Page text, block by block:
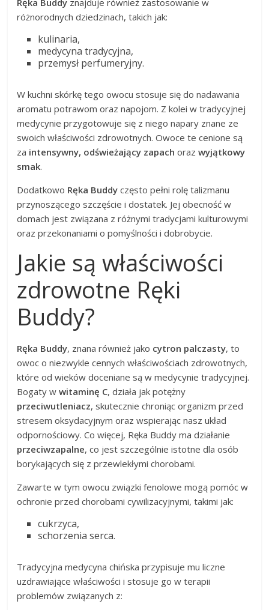
różnorodnych dziedzinach, takich jak:
kulinaria,
medycyna tradycyjna,
przemysł perfumeryjny.
W kuchni skórkę tego owocu stosuje się do nadawania
aromatu potrawom oraz napojom. Z kolei w tradycyjnej
medycynie przygotowuje się z niego napary znane ze
swoich właściwości zdrowotnych. Owoce te cenione są
za intensywny, odświeżający zapach orazwyjątkowy
smak.
Dodatkowo Ręka Buddy często pełni rolę talizmanu
przynoszącego szczęście i dostatek. Jej obecność w
domach jest związana z różnymi tradycjami kulturowymi
oraz przekonaniami o pomyślności i dobrobycie.
Jakie są właściwości
zdrowotne Ręki
Buddy?
Ręka Buddy, znana również jako cytron palczasty, to
owoc o niezwykle cennych właściwościach zdrowotnych,
które od wieków doceniane są w medycynie tradycyjnej.
Bogaty wwitaminę C, działa jak potężny
przeciwutleniacz, skutecznie chroniąc organizm przed
stresem oksydacyjnym oraz wspierając nasz układ
odpornościowy. Co więcej, Ręka Buddy ma działanie
przeciwzapalne, co jest szczególnie istotne dla osób
borykających się z przewlekłymi chorobami.
Zawarte w tym owocu związki fenolowe mogą pomóc w
ochronie przed chorobami cywilizacyjnymi, takimi jak:
cukrzyca,
schorzenia serca.
Tradycyjna medycyna chińska przypisuje mu liczne
uzdrawiające właściwości i stosuje go w terapii
problemów związanych z: